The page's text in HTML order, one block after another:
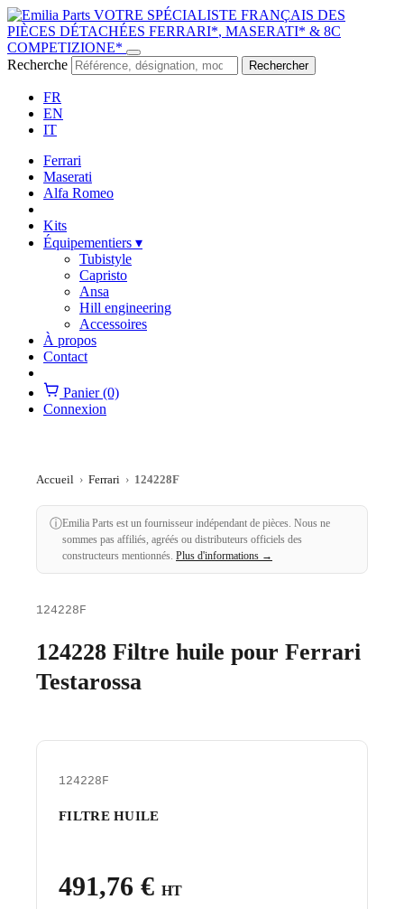
VOTRE SPÉCIALISTE FRANÇAIS DES
PIÈCES DÉTACHÉES FERRARI*, MASERATI* & 8C
COMPETIZIONE*
Recherche
Rechercher
FR
EN
IT
Ferrari
Maserati
Alfa Romeo
Kits
Équipementiers ▾
Tubistyle
Capristo
Ansa
Hill engineering
Accessoires
À propos
Contact
Panier(0)
Connexion
Accueil › Ferrari › 124228F
ⓘEmilia Parts est un fournisseur indépendant de pièces. Nous ne
sommes pas affiliés, agréés ou distributeurs officiels des
constructeurs mentionnés. Plus d'informations →
124228F
124228 Filtre huile pour Ferrari
Testarossa
124228F
FILTRE HUILE
491,76 € HT